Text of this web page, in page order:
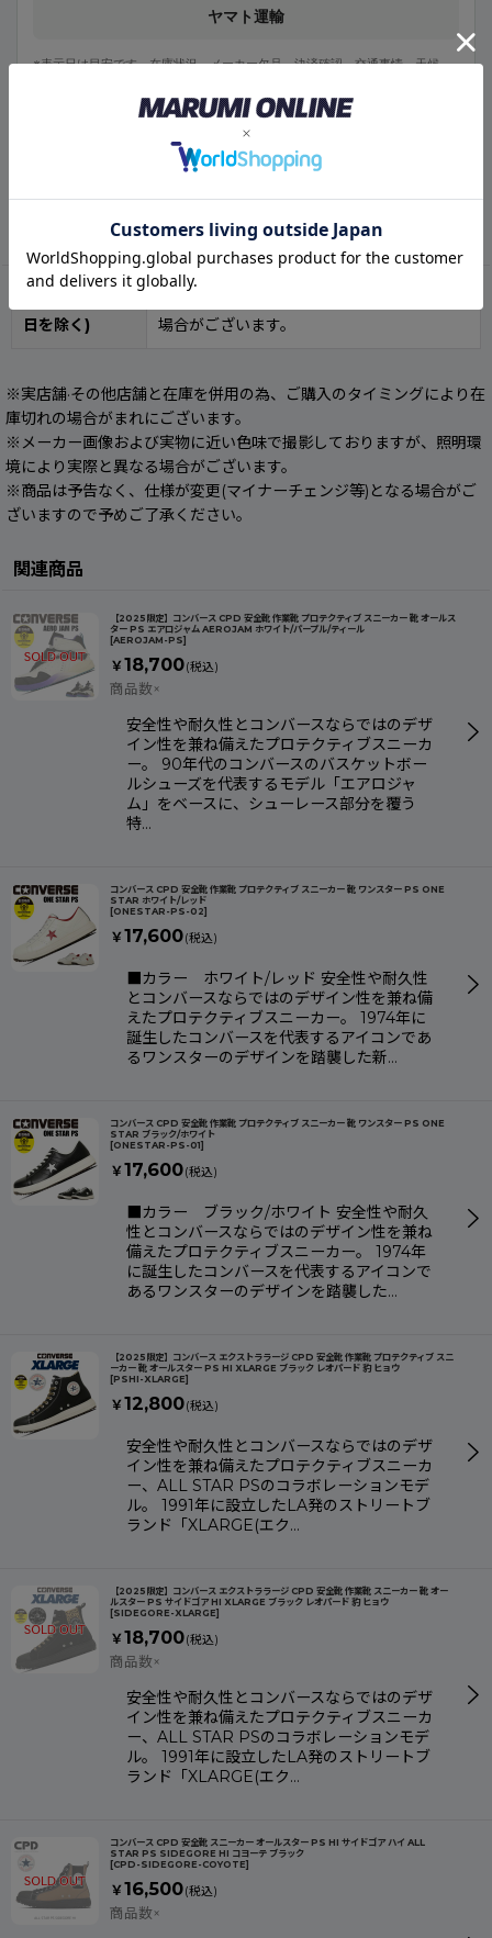
ヤマト運輸
※表示日は目安です。在庫状況、メーカー欠品、決済確認、交通事情、天候、
※北海道・沖縄・離島・一部山間部は、表示日よりお時間をいただく場合があ
※複数商品をご注文の場合は、すべての商品が揃い次第の発送となります。
日を除く)
場合がございます。
※実店舗·その他店舗と在庫を併用の為、ご購入のタイミングにより在
庫切れの場合がまれにございます。
※メーカー画像および実物に近い色味で撮影しておりますが、照明環
境により実際と異なる場合がございます。
※商品は予告なく、仕様が変更(マイナーチェンジ等)となる場合がご
ざいますので予めご了承ください。
関連商品
【2025限定】コンバース CPD 安全靴 作業靴 プロテクティブ スニーカー 靴 オールス
ター PS エアロジャム AEROJAM ホワイト/パープル/ティール
[AEROJAM-PS]
￥ 18,700(税込)
商品数×
安全性や耐久性とコンバースならではのデザ
イン性を兼ね備えたプロテクティブスニーカ
ー。 90年代のコンバースのバスケットボー
ルシューズを代表するモデル「エアロジャ
ム」をベースに、シューレース部分を覆う
特…
コンバース CPD 安全靴 作業靴 プロテクティブ スニーカー 靴 ワンスター PS ONE
STAR ホワイト/レッド
[ONESTAR-PS-02]
￥ 17,600(税込)
■カラー ホワイト/レッド 安全性や耐久性
とコンバースならではのデザイン性を兼ね備
えたプロテクティブスニーカー。 1974年に
誕生したコンバースを代表するアイコンであ
るワンスターのデザインを踏襲した新…
コンバース CPD 安全靴 作業靴 プロテクティブ スニーカー 靴 ワンスター PS ONE
STAR ブラック/ホワイト
[ONESTAR-PS-01]
￥ 17,600(税込)
■カラー ブラック/ホワイト 安全性や耐久
性とコンバースならではのデザイン性を兼ね
備えたプロテクティブスニーカー。 1974年
に誕生したコンバースを代表するアイコンで
あるワンスターのデザインを踏襲した…
【2025限定】コンバース エクストララージ CPD 安全靴 作業靴 プロテクティブ スニ
ーカー 靴 オールスター PS HI XLARGE ブラック レオパード 豹 ヒョウ
[PSHI-XLARGE]
￥ 12,800(税込)
安全性や耐久性とコンバースならではのデザ
イン性を兼ね備えたプロテクティブスニーカ
ー、ALL STAR PSのコラボレーションモデ
ル。 1991年に設立したLA発のストリートブ
ランド「XLARGE(エク…
【2025限定】コンバース エクストララージ CPD 安全靴 作業靴 スニーカー 靴 オー
ルスター PS サイドゴア HI XLARGE ブラック レオパード 豹 ヒョウ
[SIDEGORE-XLARGE]
￥ 18,700(税込)
商品数×
安全性や耐久性とコンバースならではのデザ
イン性を兼ね備えたプロテクティブスニーカ
ー、ALL STAR PSのコラボレーションモデ
ル。 1991年に設立したLA発のストリートブ
ランド「XLARGE(エク…
コンバース CPD 安全靴 スニーカー オールスター PS HI サイドゴア ハイ ALL
STAR PS SIDEGORE HI コヨーテ ブラック
[CPD-SIDEGORE-COYOTE]
￥ 16,500(税込)
商品数×